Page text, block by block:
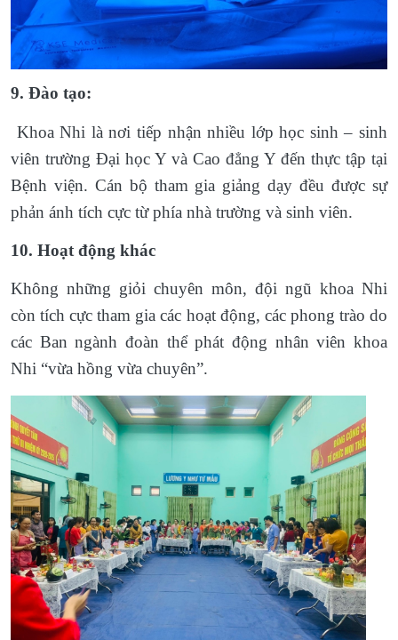
9. Đào tạo:
Khoa Nhi là nơi tiếp nhận nhiều lớp học sinh – sinh
viên trường Đại học Y và Cao đẳng Y đến thực tập tại
Bệnh viện. Cán bộ tham gia giảng dạy đều được sự
phản ánh tích cực từ phía nhà trường và sinh viên.
10. Hoạt động khác
Không những giỏi chuyên môn, đội ngũ khoa Nhi
còn tích cực tham gia các hoạt động, các phong trào do
các Ban ngành đoàn thể phát động nhân viên khoa
Nhi “vừa hồng vừa chuyên”.